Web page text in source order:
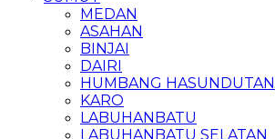
MEDAN
ASAHAN
BINJAI
DAIRI
HUMBANG HASUNDUTAN
KARO
LABUHANBATU
LABUHANBATU SELATAN